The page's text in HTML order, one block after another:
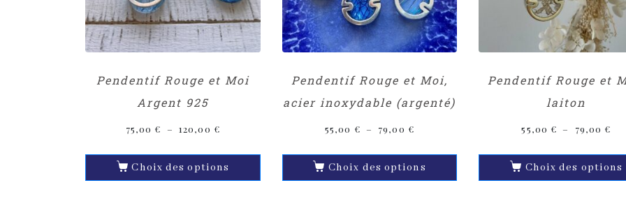
Pendentif Rouge et Moi
Argent 925
75,00 € – 120,00 €
Choix des options
Pendentif Rouge et Moi,
acier inoxydable (argenté)
55,00 € – 79,00 €
Choix des options
Pendentif Rouge et
laiton
55,00 € – 79,00 €
Choix des options